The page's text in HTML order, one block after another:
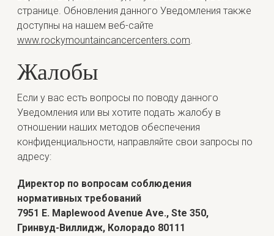
странице. Обновления данного Уведомления также
доступны на нашем веб-сайте
www.rockymountaincancercenters.com.
Жалобы
Если у вас есть вопросы по поводу данного
Уведомления или вы хотите подать жалобу в
отношении наших методов обеспечения
конфиденциальности, направляйте свои запросы по
адресу:
Директор по вопросам соблюдения
нормативных требований
7951 E. Maplewood Avenue Ave., Ste 350,
Гринвуд-Виллидж, Колорадо 80111